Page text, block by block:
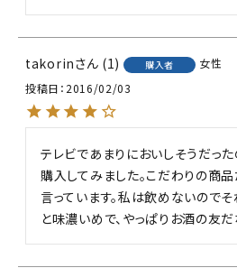
takorin 1 購入者
女性
投稿日 2016/02/03
テレビであまりにおいしそうだっ
購入してみました。こだわりの商
言っています。私は飲めないので
と味濃いめで、やっぱりお酒の友だ